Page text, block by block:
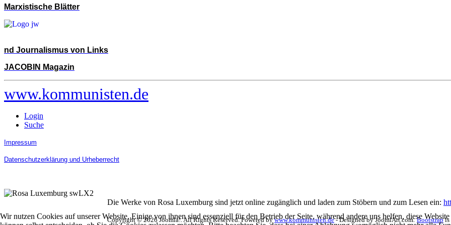
Marxistische Blätter
nd Journalismus von Links
JACOBIN Magazin
www.kommunisten.de
Login
Suche
Impressum
Datenschutzerklärung und Urheberrecht
Die Werke von Rosa Luxemburg sind jetzt online zugänglich und laden zum Stöbern und zum Lesen ein:
Copyright © 2026 Joomla!. All Rights Reserved. Powered bywww.kommunisten.de- Designed by JoomlArt.com. Bootstrapis
Wir nutzen Cookies auf unserer Website. Einige von ihnen sind essenziell für den Betrieb der Seite, während andere uns helfen, diese